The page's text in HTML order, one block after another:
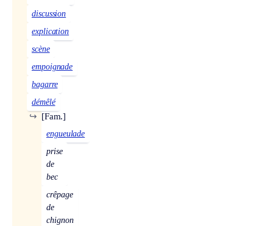
discussion
explication
scène
empoignade
bagarre
démêlé
[Fam.]
↪
engueulade
prise
de
bec
crêpage
de
chignon